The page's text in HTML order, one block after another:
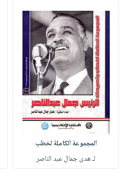
اكسسوارات
ملابس
مطرزات
حقائب
حلي
عناية
بالذات
صابون
أطفال
مناسبات
iKitab
حدود
وفرات
عن
الشركة
سياسة
الشركة
فيديوهات
أسئلة
طرحها
حسابك
لائحة
الأمنيات
التسوق
نشرة
المجموعة الكاملة لخطب
لـ هدى جمال عبد الناصر